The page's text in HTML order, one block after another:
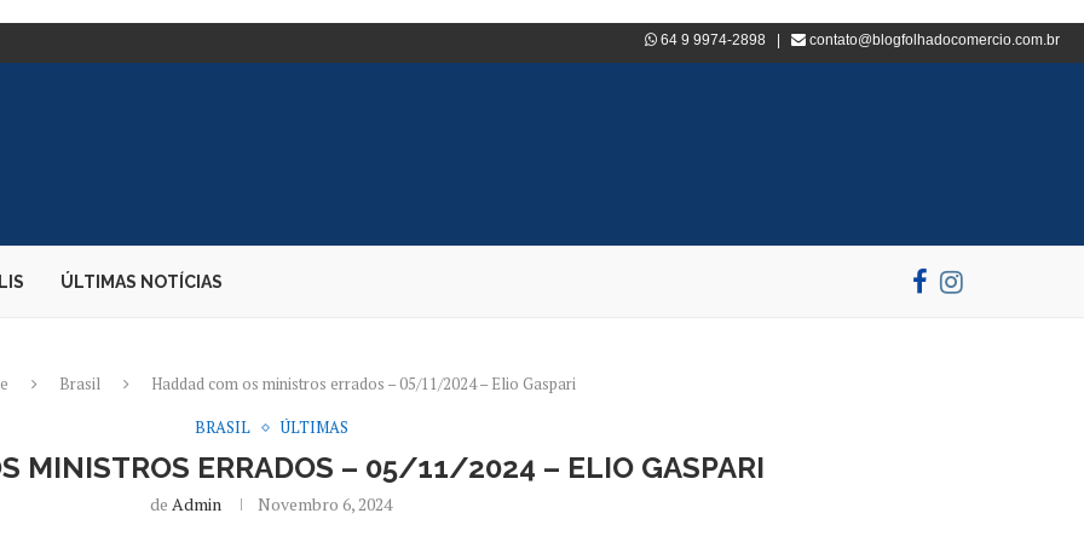
DE CARGAS;... 64 9 9974-2898 | contato@blogfolhadocomercio.com.br
ÚLTIMAS NOTÍCIAS
Brasil
Haddad com os ministros errados – 05/11/2024 – Elio Gaspari
BRASIL
ÚLTIMAS
MINISTROS ERRADOS – 05/11/2024 – ELIO GASPARI
de Admin Novembro 6, 2024